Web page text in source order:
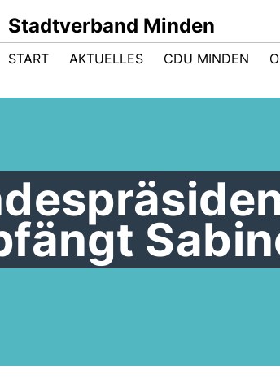
Stadtverband Minden
START AKTUELLES CDU MINDEN